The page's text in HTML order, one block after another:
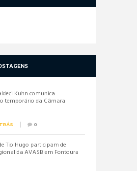
Kuhn comunica
temporário da Câmara
0
Tio Hugo participam de
da AVASB em Fontoura